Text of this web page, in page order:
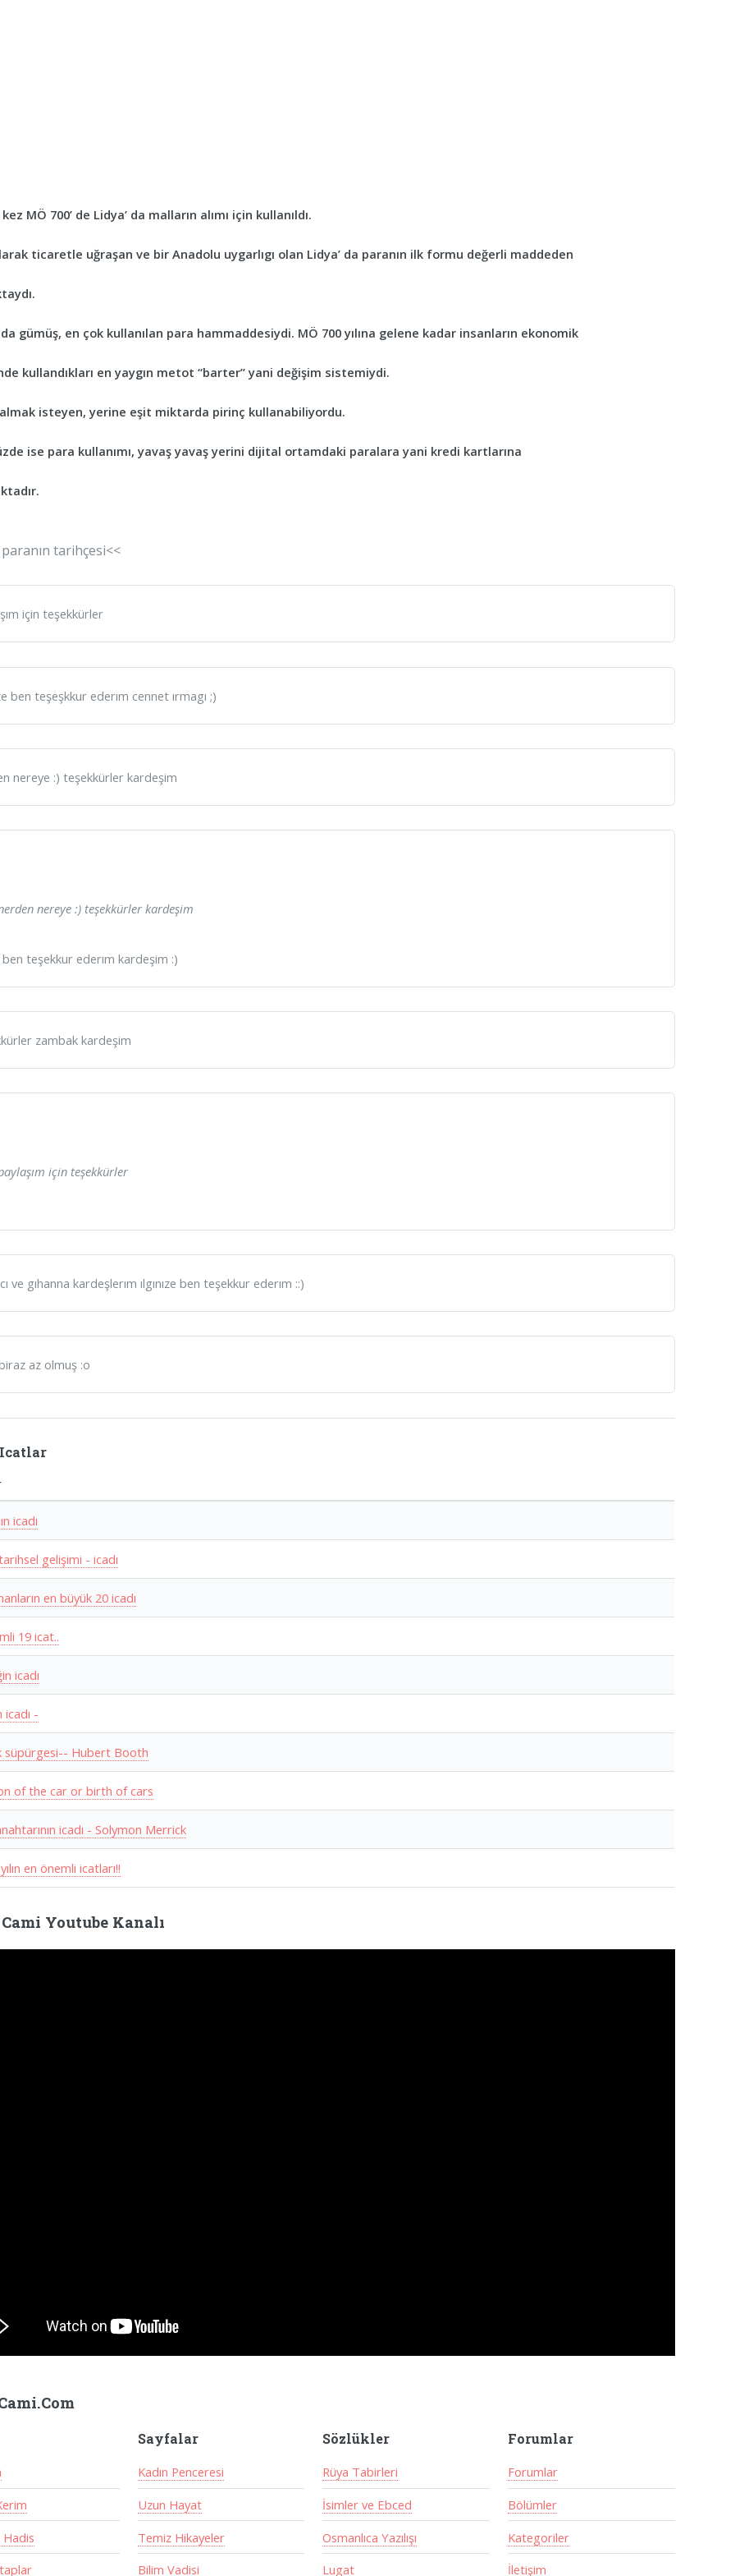
MÖ 700’ de Lidya’ da malların alımı için kullanıldı.
ticaretle uğraşan ve bir Anadolu uygarlıgı olan Lidya’ da paranın ilk formu değerli maddeden
gümüş, en çok kullanılan para hammaddesiydi. MÖ 700 yılına gelene kadar insanların ekonomik
kullandıkları en yaygın metot “barter” yani değişim sistemiydi.
isteyen, yerine eşit miktarda pirinç kullanabiliyordu.
ise para kullanımı, yavaş yavaş yerini dijital ortamdaki paralara yani kredi kartlarına
paranın tarihçesi<<
için teşekkürler
ben teşeşkkur ederım cennet ırmagı ;)
nereye :) teşekkürler kardeşim
nereye :) teşekkürler kardeşim
teşekkur ederım kardeşim :)
zambak kardeşim
için teşekkürler
ve gıhanna kardeşlerım ılgınıze ben teşekkur ederım ::)
az olmuş :o
icadı
gelişimi - icadı
en büyük 20 icadı
19 icat..
icadı
icadı -
süpürgesi-- Hubert Booth
of the car or birth of cars
icadı - Solymon Merrick
en önemli icatları!!
Youtube Kanalı
Hadis
Sayfalar
Kadın Penceresi
Uzun Hayat
Temiz Hikayeler
Bilim Vadisi
Sözlükler
Rüya Tabirleri
İsimler ve Ebced
Osmanlıca Yazılışı
Lugat
Forumlar
Forumlar
Bölümler
Kategoriler
İletişim